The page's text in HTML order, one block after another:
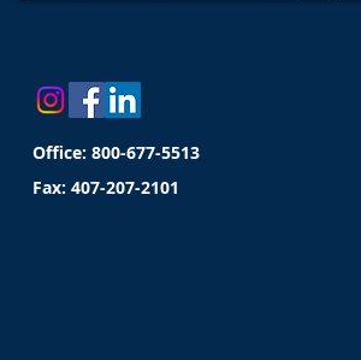
Office: 800-677-5513
Fax: 407-207-2101